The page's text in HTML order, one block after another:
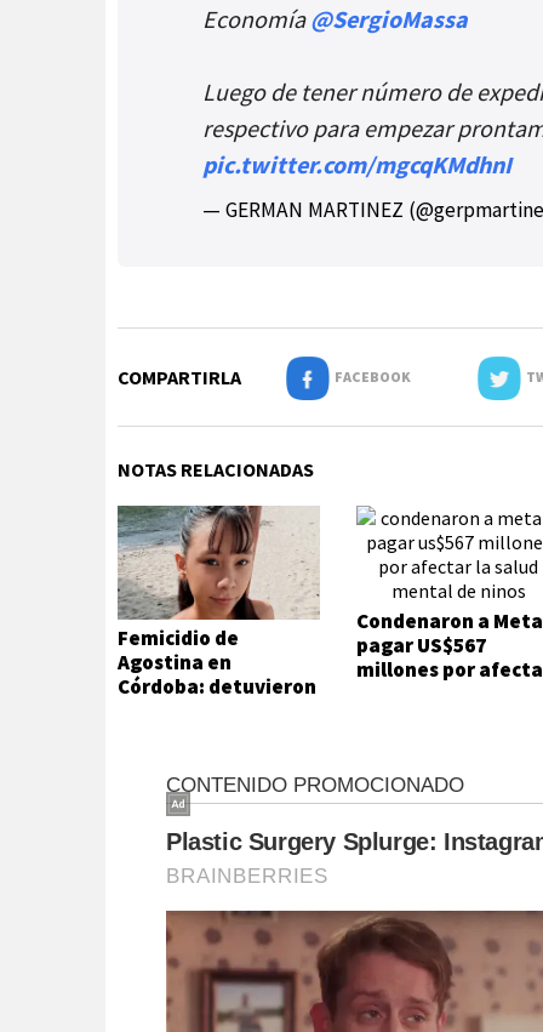
Economía@SergioMassa
Luego de tener número de
respectivo para empezar
pic.twitter.com/mgcqKMdhnI
— GERMAN MARTINEZ
COMPARTIRLA FACEBOOK
NOTAS RELACIONADAS
Femicidio de
Agostina en
Córdoba: detuvieron
Condenaron a
pagar US$567
millones por